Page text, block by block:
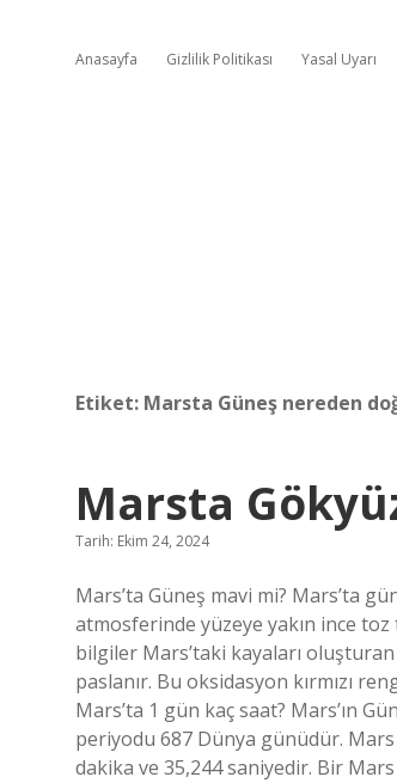
Anasayfa Gizlilik Politikası Yasal Uyarı
Etiket: Marsta Güneş nereden
Marsta
Tarih: Ekim 24, 2024
Mars’ta Güneş mavi mi? Mars’ta
atmosferinde yüzeye yakın ince toz
bilgiler Mars’taki kayaları
paslanır. Bu oksidasyon kırmızı
Mars’ta 1 gün kaç saat? Mars’ın
periyodu 687 Dünya günüdür.
dakika ve 35,244 saniyedir. Bir Mars